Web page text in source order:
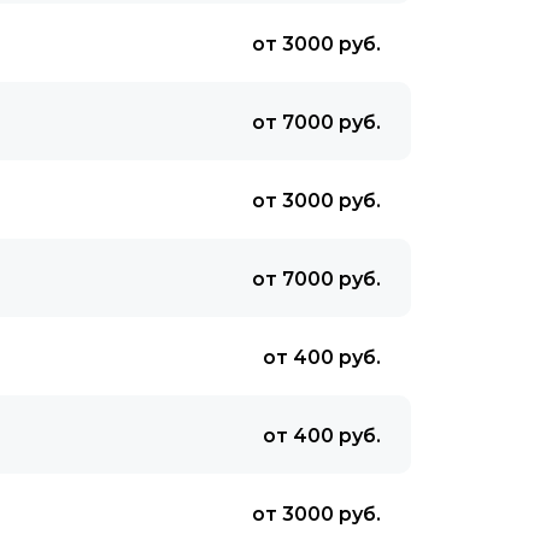
от 3000 руб.
от 7000 руб.
от 3000 руб.
от 7000 руб.
от 400 руб.
от 400 руб.
от 3000 руб.